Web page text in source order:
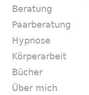
Beratung
Paarberatung
Hypnose
Körperarbeit
Bücher
Über mich